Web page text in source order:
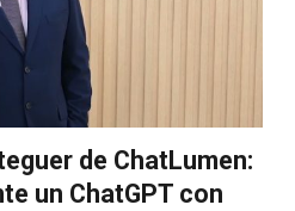
de ChatLumen:
un ChatGPT con